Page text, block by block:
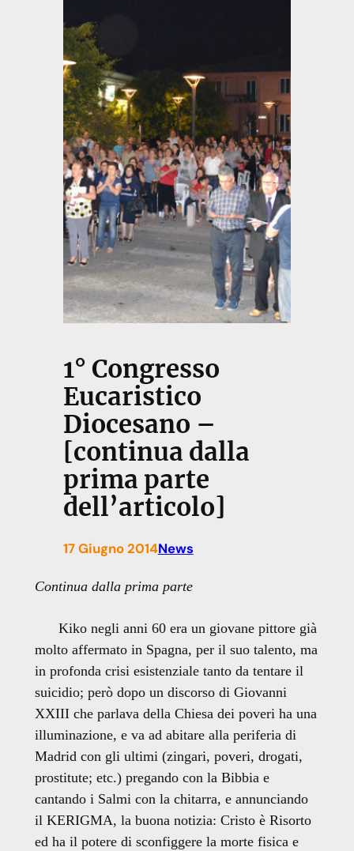
1° Congresso
Eucaristico
Diocesano –
[continua dalla
prima parte
dell’articolo]
17 Giugno 2014News
Continua dalla prima parte
Kiko negli anni 60 era un giovane pittore già
molto affermato in Spagna, per il suo talento, ma
in profonda crisi esistenziale tanto da tentare il
suicidio; però dopo un discorso di Giovanni
XXIII che parlava della Chiesa dei poveri ha una
illuminazione, e va ad abitare alla periferia di
Madrid con gli ultimi (zingari, poveri, drogati,
prostitute; etc.) pregando con la Bibbia e
cantando i Salmi con la chitarra, e annunciando
il KERIGMA, la buona notizia: Cristo è Risorto
ed ha il potere di sconfiggere la morte fisica e